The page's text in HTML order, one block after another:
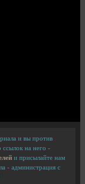
и вы против
на него -
и присылайте нам
- администрация с